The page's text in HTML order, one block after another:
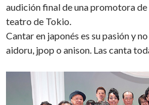
audición final de una promotora
teatro de Tokio.
Cantar en japonés es su pasión y
aidoru, jpop o anison. Las canta